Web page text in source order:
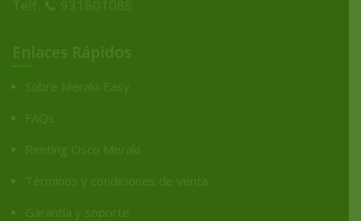
Telf. 📞 931801085
Enlaces Rápidos
Sobre Meraki-Easy
FAQs
Renting Cisco Meraki
Términos y condiciones de venta
Garantía y soporte